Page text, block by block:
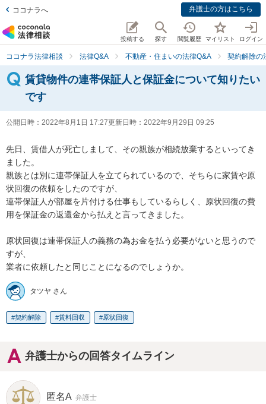
ココナラへ 弁護士の方はこちら
投稿する 探す 閲覧履歴 マイリスト ログイン
ココナラ法律相談 法律Q&A 不動産・住まいの法律Q&A 契約解除の
賃貸物件の連帯保証人と保証金について知りたい
です
公開日時： 2022年8月1日 17:27更新日時： 2022年9月29日 09:25
先日、賃借人が死亡しまして、その親族が相続放棄するといってき
ました。
親族とは別に連帯保証人を立てられているので、そちらに家賃や原
状回復の依頼をしたのですが、
連帯保証人が部屋を片付ける仕事もしているらしく、原状回復の費
用を保証金の返還金から払えと言ってきました。
原状回復は連帯保証人の義務の為お金を払う必要がないと思うので
すが、
業者に依頼したと同じことになるのでしょうか。
タツヤ さん
契約解除 賃料回収 原状回復
弁護士からの回答タイムライン
匿名A 弁護士